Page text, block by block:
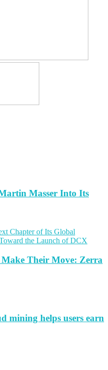
Masser Into Its
Their Move: Zerra
mining helps users earn